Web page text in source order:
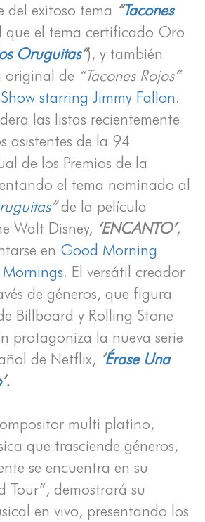
del exitoso tema “Tacones
que el tema certificado Oro
Oruguitas”), y también
original de “Tacones Rojos”
starring Jimmy Fallon.
las listas recientemente
asistentes de la 94
de los Premios de la
el tema nominado al
”de la película
Walt Disney, ‘ENCANTO’,
en Good Morning
Mornings. El versátil creador
de géneros, que figura
Billboard y Rolling Stone
protagoniza la nueva serie
de Netflix, ‘Érase Una
’.
multi platino,
que trasciende géneros,
se encuentra en su
Tour”, demostrará su
en vivo, presentando los